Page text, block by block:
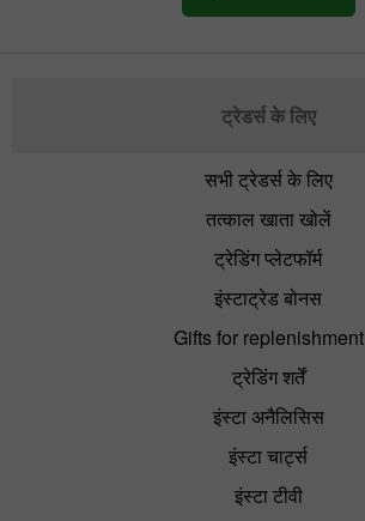
ट्रेडर्स के लिए
सभी ट्रेडर्स के लिए
तत्काल खाता खोलें
ट्रेडिंग प्लेटफॉर्म
इंस्टाट्रेड बोनस
Gifts for replenishment
ट्रेडिंग शर्तें
इंस्टा अनैलिसिस
इंस्टा चार्ट्स
इंस्टा टीवी